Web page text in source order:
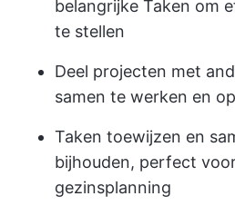
belangrijke Taken om
te stellen
Deel projecten met
samen te werken en
Taken toewijzen en
bijhouden, perfect
gezinsplanning